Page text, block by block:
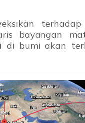
bayangan
di bumi akan